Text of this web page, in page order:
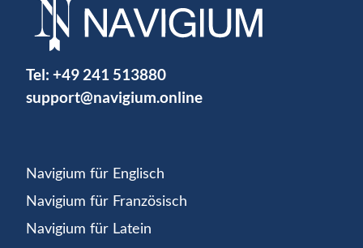
Tel: +49 241 513880
support@navigium.online
Navigium für Englisch
Navigium für Französisch
Navigium für Latein